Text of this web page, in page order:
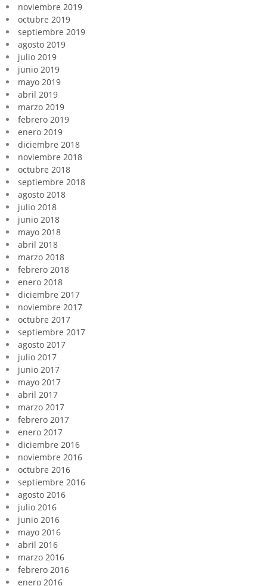
noviembre 2019
octubre 2019
septiembre 2019
agosto 2019
julio 2019
junio 2019
mayo 2019
abril 2019
marzo 2019
febrero 2019
enero 2019
diciembre 2018
noviembre 2018
octubre 2018
septiembre 2018
agosto 2018
julio 2018
junio 2018
mayo 2018
abril 2018
marzo 2018
febrero 2018
enero 2018
diciembre 2017
noviembre 2017
octubre 2017
septiembre 2017
agosto 2017
julio 2017
junio 2017
mayo 2017
abril 2017
marzo 2017
febrero 2017
enero 2017
diciembre 2016
noviembre 2016
octubre 2016
septiembre 2016
agosto 2016
julio 2016
junio 2016
mayo 2016
abril 2016
marzo 2016
febrero 2016
enero 2016